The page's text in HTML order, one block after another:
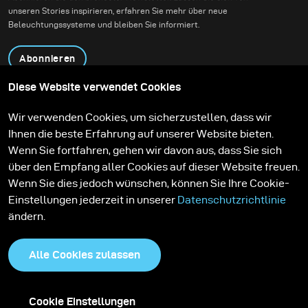
unseren Stories inspirieren, erfahren Sie mehr über neue
Beleuchtungssysteme und bleiben Sie informiert.
Abonnieren
Kontakt
Technologien
Contribute to our blog
Lernen
Support
Karriere
Media Center
Diese Website verwendet Cookies
Wir verwenden Cookies, um sicherzustellen, dass wir
Ihnen die beste Erfahrung auf unserer Website bieten.
Wenn Sie fortfahren, gehen wir davon aus, dass Sie sich
über den Empfang aller Cookies auf dieser Website freuen.
Wenn Sie dies jedoch wünschen, können Sie Ihre Cookie-
Einstellungen jederzeit in unserer Datenschutzrichtlinie
ändern.
Alle Cookies zulassen
Cookie Einstellungen